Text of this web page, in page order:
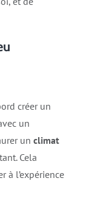
créer un
un
un climat
Cela
à l’expérience